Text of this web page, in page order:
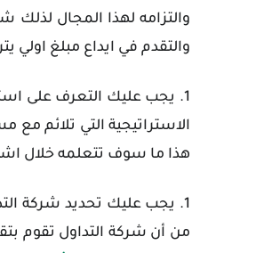
والتزامه لهذا المجال
والتقدم في ايداع مبلغ اولي يتراوح بين 250$ -
يجب عليك التعرف على
الاستراتيجية التي تلائم
هذا ما سوف تتعلمه خلال
يجب عليك تحديد شركة
من أن شركة التداول تقوم